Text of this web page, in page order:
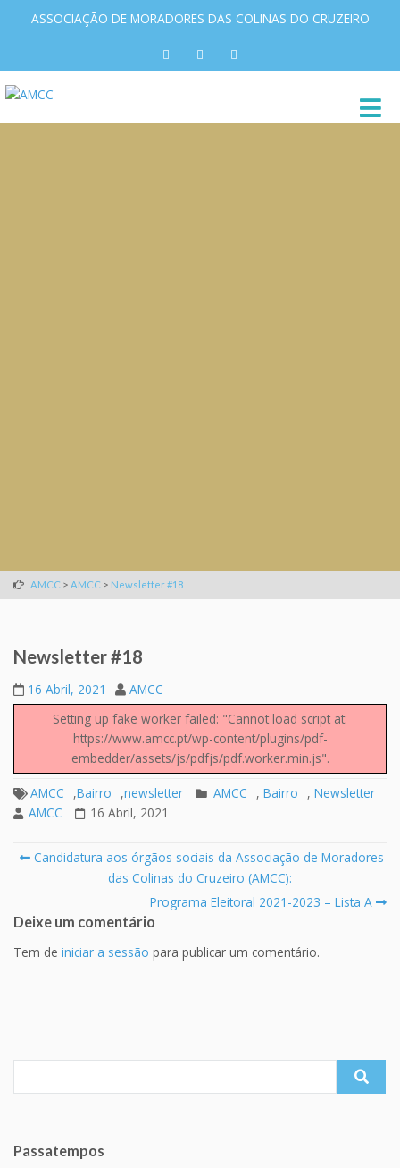
ASSOCIAÇÃO DE MORADORES DAS COLINAS DO CRUZEIRO
AMCC > AMCC > Newsletter #18
Newsletter #18
16 Abril, 2021
AMCC
Setting up fake worker failed: "Cannot load script at:
https://www.amcc.pt/wp-content/plugins/pdf-
embedder/assets/js/pdfjs/pdf.worker.min.js".
AMCC ,Bairro ,newsletter AMCC , Bairro , Newsletter
AMCC
16 Abril, 2021
PostCandidatura aos órgãos sociais da Associação de Moradores
das Colinas do Cruzeiro (AMCC):
Programa Eleitoral 2021-2023 – Lista A
Deixe um comentário
Tem de iniciar a sessão para publicar um comentário.
Passatempos